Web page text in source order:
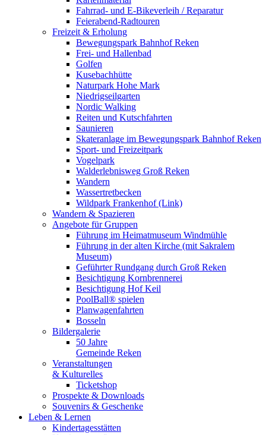
Fahrrad- und E-Bikeverleih / Reparatur
Feierabend-Radtouren
Freizeit & Erholung
Bewegungspark Bahnhof Reken
Frei- und Hallenbad
Golfen
Kusebachhütte
Naturpark Hohe Mark
Niedrigseilgarten
Nordic Walking
Reiten und Kutschfahrten
Saunieren
Skateranlage im Bewegungspark Bahnhof Reken
Sport- und Freizeitpark
Vogelpark
Walderlebnisweg Groß Reken
Wandern
Wassertretbecken
Wildpark Frankenhof (Link)
Wandern & Spazieren
Angebote für Gruppen
Führung im Heimatmuseum Windmühle
Führung in der alten Kirche (mit Sakralem
Museum)
Geführter Rundgang durch Groß Reken
Besichtigung Kornbrennerei
Besichtigung Hof Keil
PoolBall® spielen
Planwagenfahrten
Bosseln
Bildergalerie
50 Jahre
Gemeinde Reken
Veranstaltungen
& Kulturelles
Ticketshop
Prospekte & Downloads
Souvenirs & Geschenke
Leben & Lernen
Kindertagesstätten